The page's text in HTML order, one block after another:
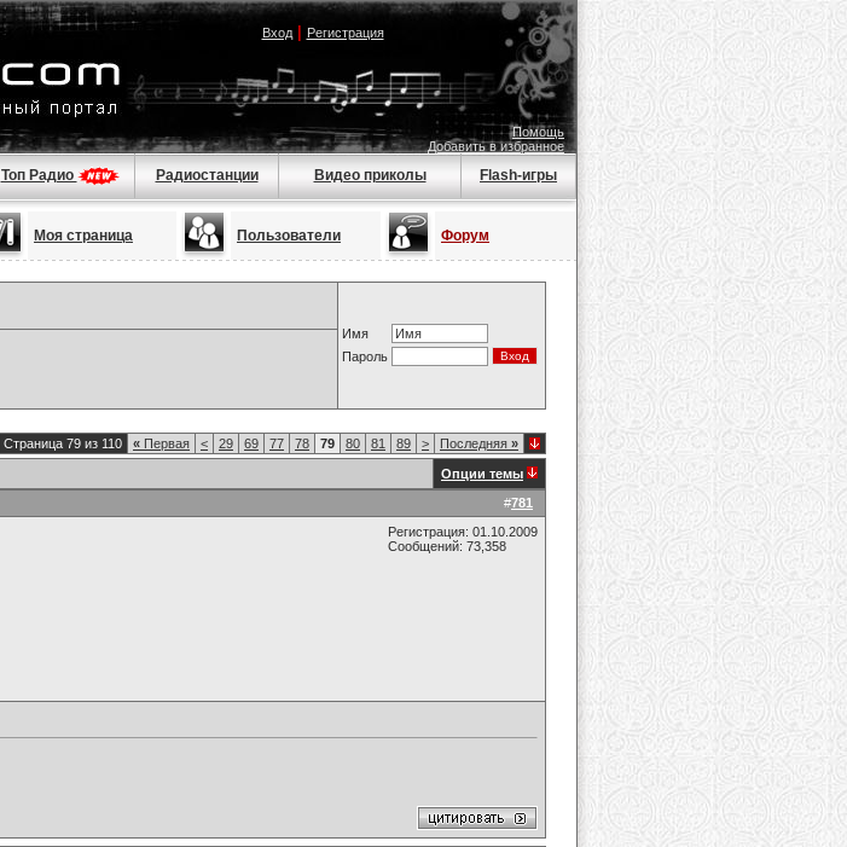
Вход| Регистрация
Помощь
Добавить в избранное
Топ Радио Радиостанции Видео приколы Flash-игры
Моя страница Пользователи Форум
Имя
Пароль
Страница 79 из 110 « Первая < 29 69 77 78 79 80 81 89 > Последняя »
Опции темы
#781
Регистрация: 01.10.2009
Сообщений: 73,358